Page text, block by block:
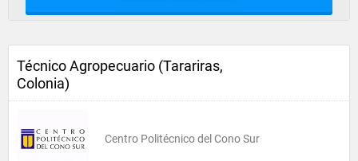
Técnico Agropecuario (Tarariras,
Colonia)
Centro Politécnico del Cono Sur